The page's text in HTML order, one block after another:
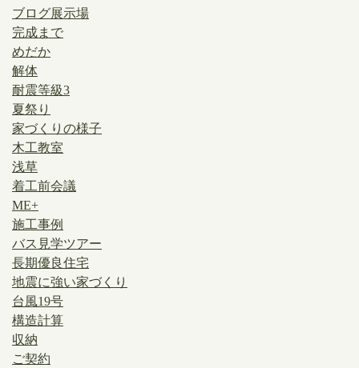
ブログ展示場
完成まで
めだか
解体
耐震等級3
夏祭り
家づくりの様子
木工教室
浅草
着工前会議
ME+
施工事例
バス見学ツアー
長期優良住宅
地震に強い家づくり
台風19号
構造計算
収納
ご契約